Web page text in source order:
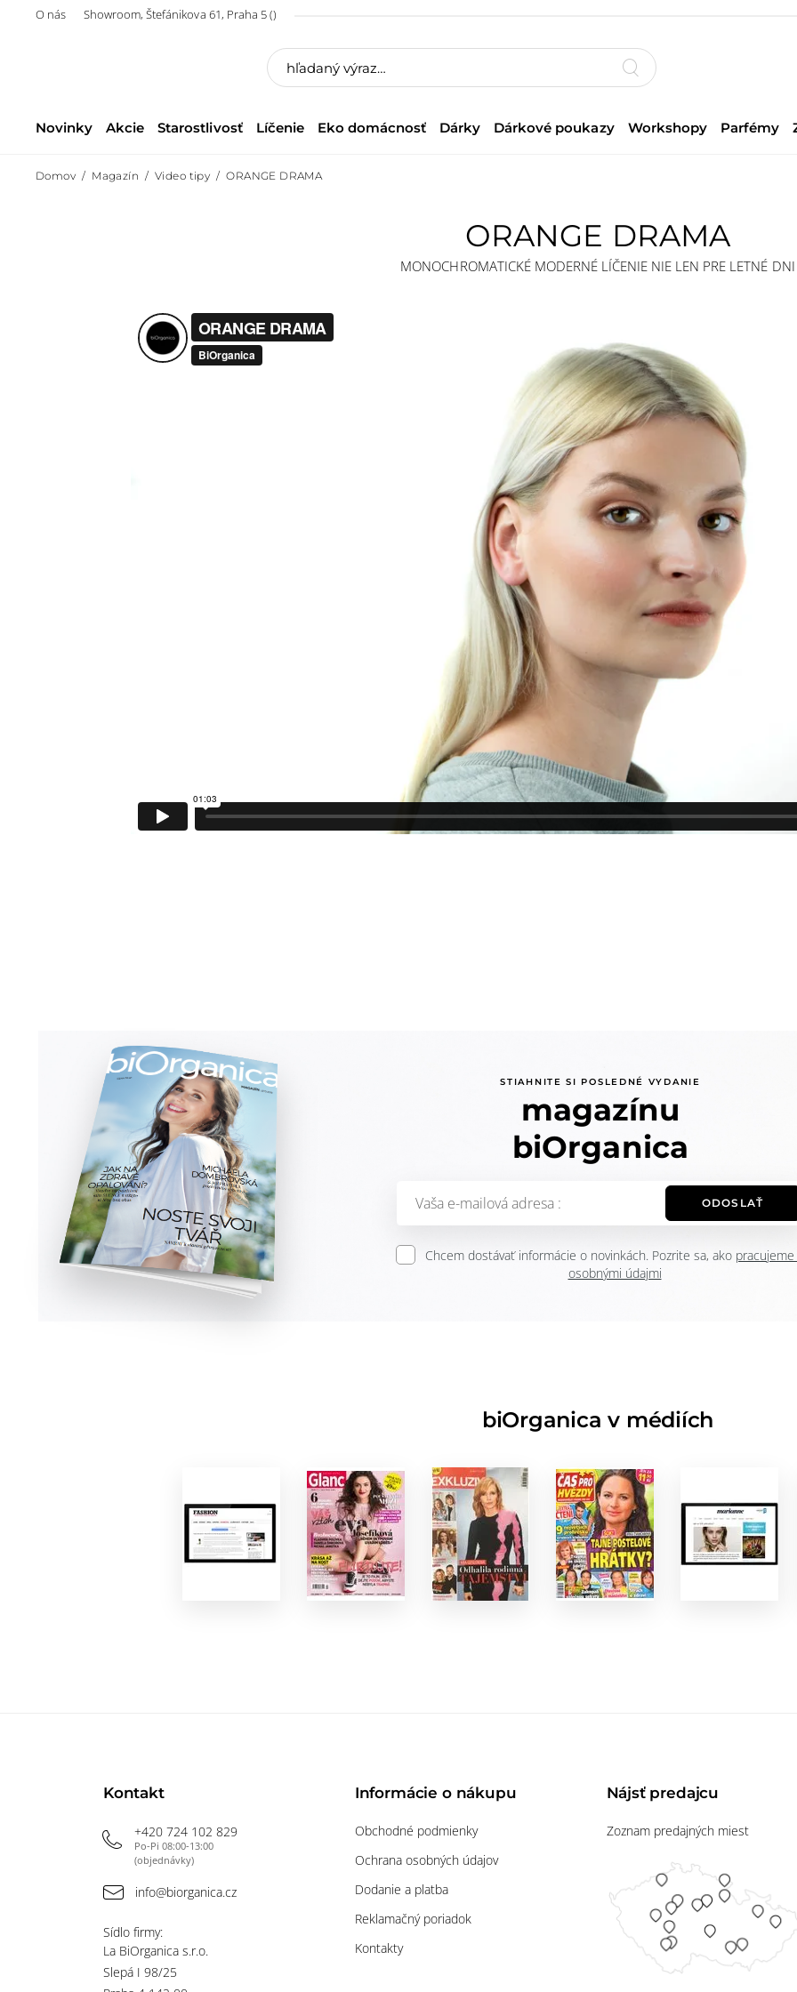
O nás Showroom, Štefánikova 61, Praha 5 ()
Novinky Akcie Starostlivosť Líčenie Eko domácnosť Dárky Dárkové poukazy Workshopy Parfémy
Domov Magazín Video tipy ORANGE DRAMA
ORANGE DRAMA
MONOCHROMATICKÉ MODERNÉ LÍČENIE NIE LEN PRE LETNÉ DNI
STIAHNITE SI POSLEDNÉ VYDANIE
magazínu
biOrganica
ODOSLAŤ
Chcem dostávať informácie o novinkách. Pozrite sa, ako
osobnými údajmi
biOrganica v médiích
Kontakt
+420 724 102 829
Po-Pi 08:00-13:00
(objednávky)
info@biorganica.cz
Sídlo firmy:
La BiOrganica s.r.o.
Slepá I 98/25
Informácie o nákupu
Obchodné podmienky
Ochrana osobných údajov
Dodanie a platba
Reklamačný poriadok
Kontakty
Nájsť predajcu
Zoznam predajných miest